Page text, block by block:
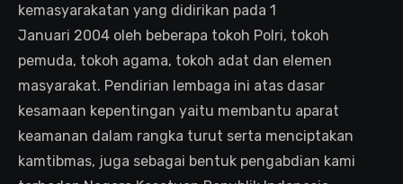
kemasyarakatan yang didirikan pada 1
Januari 2004 oleh beberapa tokoh Polri, tokoh
pemuda, tokoh agama, tokoh adat dan elemen
masyarakat. Pendirian lembaga ini atas dasar
kesamaan kepentingan yaitu membantu aparat
keamanan dalam rangka turut serta menciptakan
kamtibmas, juga sebagai bentuk pengabdian kami